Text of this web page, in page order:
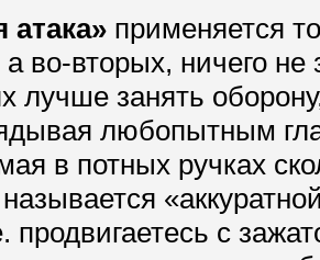
атака» применяется
во-вторых, ничего
лучше занять
любопытным
в потных ручках
продвигаетесь с